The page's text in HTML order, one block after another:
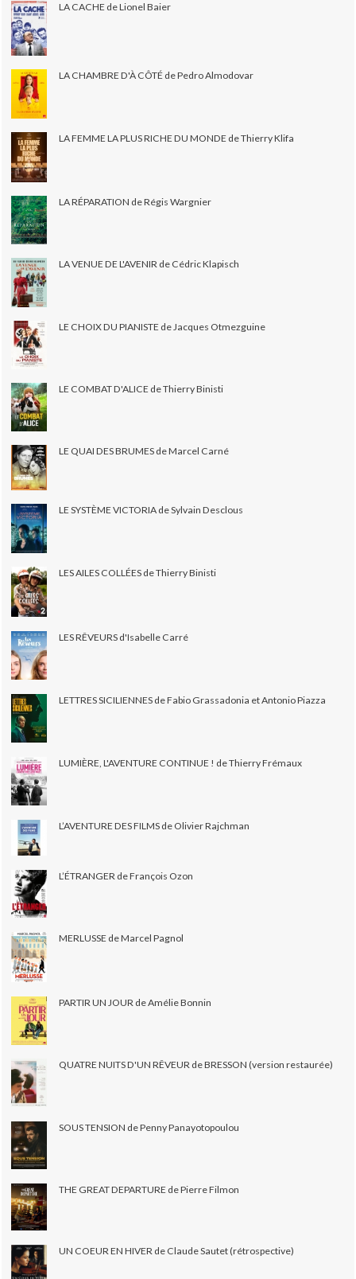
LA CACHE de Lionel Baier
LA CHAMBRE D'À CÔTÉ de Pedro Almodovar
LA FEMME LA PLUS RICHE DU MONDE de Thierry Klifa
LA RÉPARATION de Régis Wargnier
LA VENUE DE L'AVENIR de Cédric Klapisch
LE CHOIX DU PIANISTE de Jacques Otmezguine
LE COMBAT D'ALICE de Thierry Binisti
LE QUAI DES BRUMES de Marcel Carné
LE SYSTÈME VICTORIA de Sylvain Desclous
LES AILES COLLÉES de Thierry Binisti
LES RÊVEURS d'Isabelle Carré
LETTRES SICILIENNES de Fabio Grassadonia et Antonio Piazza
LUMIÈRE, L'AVENTURE CONTINUE ! de Thierry Frémaux
L’AVENTURE DES FILMS de Olivier Rajchman
L’ÉTRANGER de François Ozon
MERLUSSE de Marcel Pagnol
PARTIR UN JOUR de Amélie Bonnin
QUATRE NUITS D'UN RÊVEUR de BRESSON (version restaurée)
SOUS TENSION de Penny Panayotopoulou
THE GREAT DEPARTURE de Pierre Filmon
UN COEUR EN HIVER de Claude Sautet (rétrospective)